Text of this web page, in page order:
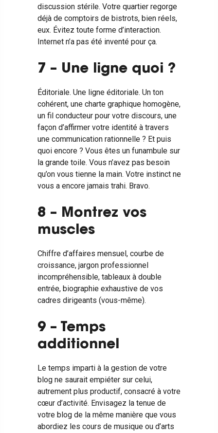
discussion stérile. Votre quartier regorge
déjà de comptoirs de bistrots, bien réels,
eux. Évitez toute forme d’interaction.
Internet n’a pas été inventé pour ça.
7 – Une ligne quoi ?
Éditoriale. Une ligne éditoriale. Un ton
cohérent, une charte graphique homogène,
un fil conducteur pour votre discours, une
façon d’affirmer votre identité à travers
une communication rationnelle ? Et puis
quoi encore ? Vous êtes un funambule sur
la grande toile. Vous n’avez pas besoin
qu’on vous tienne la main. Votre instinct ne
vous a encore jamais trahi. Bravo.
8 – Montrez vos
muscles
Chiffre d’affaires mensuel, courbe de
croissance, jargon professionnel
incompréhensible, tableaux à double
entrée, biographie exhaustive de vos
cadres dirigeants (vous-même).
9 – Temps
additionnel
Le temps imparti à la gestion de votre
blog ne saurait empiéter sur celui,
autrement plus productif, consacré à votre
cœur d’activité. Envisagez la tenue de
votre blog de la même manière que vous
abordiez les cours de musique ou d’arts